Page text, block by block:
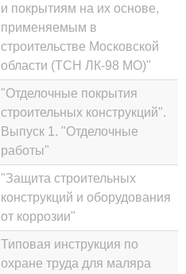
и покрытиям на их основе,
применяемым в
строительстве Московской
области (ТСН ЛК-98 МО)"
"Отделочные покрытия
строительных конструкций".
Выпуск 1. "Отделочные
работы"
"Защита строительных
конструкций и оборудования
от коррозии"
Типовая инструкция по
охране труда для маляра